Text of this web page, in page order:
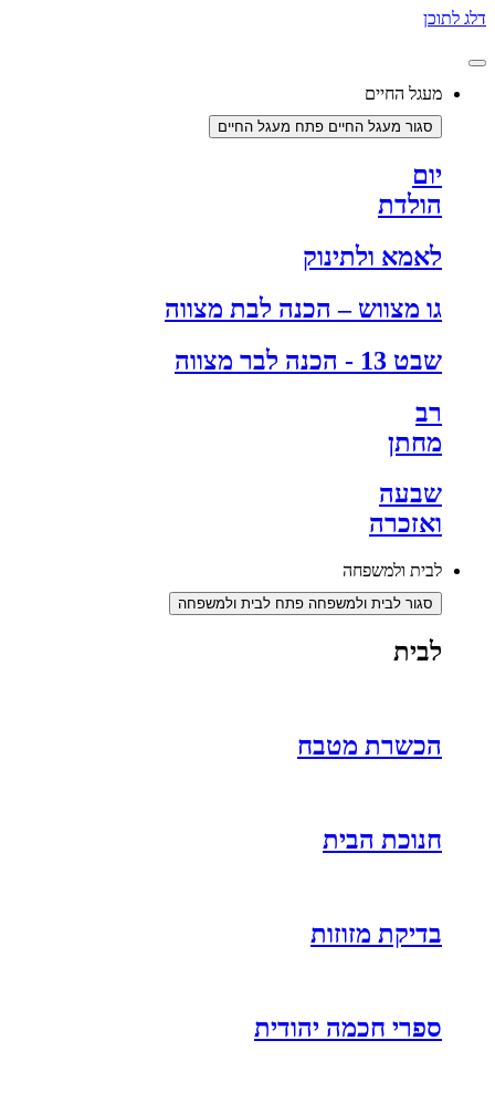
לתוכן
מעגל החיים
סגור מעגל החיים פתח מעגל החיים
יום
הולדת
לאמא ולתינוק
גו מצווש – הכנה לבת מצווה
שבט 13 - הכנה לבר מצווה
רב
מחתן
שבעה
ואזכרה
לבית ולמשפחה
סגור לבית ולמשפחה פתח לבית ולמשפחה
לבית
הכשרת מטבח
חנוכת הבית
בדיקת מזוזות
ספרי חכמה יהודית